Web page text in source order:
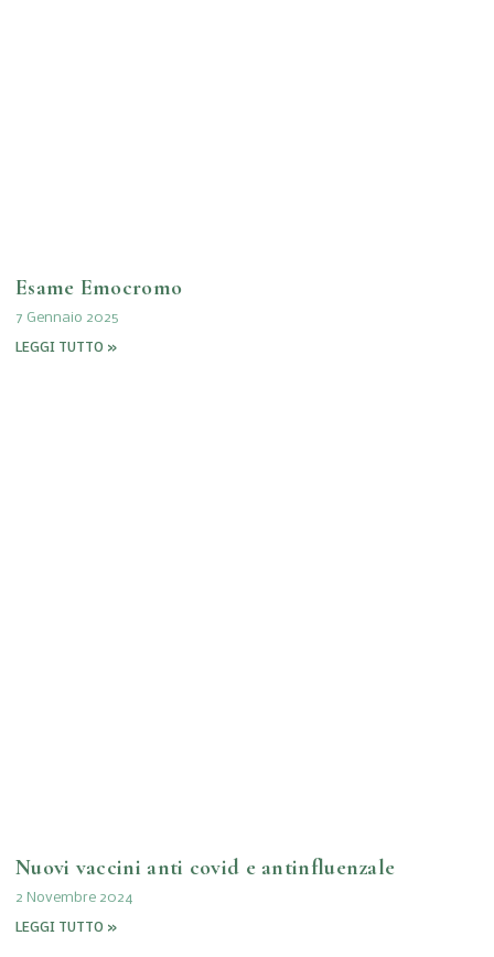
Esame Emocromo
7 Gennaio 2025
LEGGI TUTTO »
Nuovi vaccini anti covid e antinfluenzale
2 Novembre 2024
LEGGI TUTTO »